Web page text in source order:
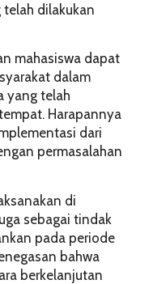
dilakukan
mahasiswa dapat
dalam
yang telah
Harapannya
dari
permasalahan
di
sebagai tindak
pada periode
bahwa
berkelanjutan